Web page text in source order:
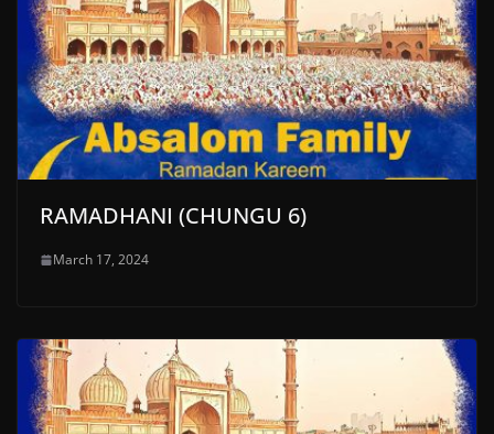
RAMADHANI (CHUNGU 6)
March 17, 2024